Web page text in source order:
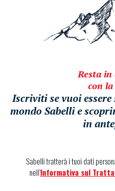
Resta
con
Iscriviti se vuoi
mondo Sabelli e
in
Sabelli tratterà i tuoi dati
nell’Informativa sul